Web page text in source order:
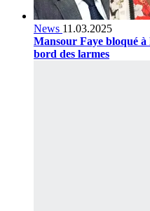
News 11.03.2025
Mansour Faye bloqué
bord des larmes